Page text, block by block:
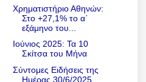
Χρηματιστήριο Αθηνών:
Στο +27,1% το α΄
εξάμηνο του...
Ιούνιος 2025: Τα 10
Σκίτσα του Μήνα
Σύντομες Ειδήσεις της
Ημέρας 30/6/2025